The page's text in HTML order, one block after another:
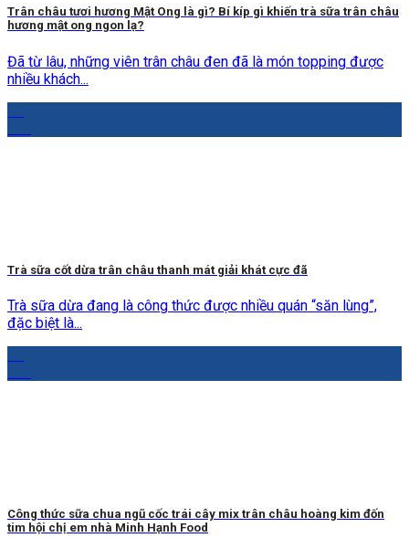
Trân châu tươi hương Mật Ong là gì? Bí kíp gì khiến trà sữa trân châu
hương mật ong ngon lạ?
Đã từ lâu, những viên trân châu đen đã là món topping được
nhiều khách...
Trà sữa cốt dừa trân châu thanh mát giải khát cực đã
Trà sữa dừa đang là công thức được nhiều quán “săn lùng”,
đặc biệt là...
Công thức sữa chua ngũ cốc trái cây mix trân châu hoàng kim đốn
tim hội chị em nhà Minh Hạnh Food